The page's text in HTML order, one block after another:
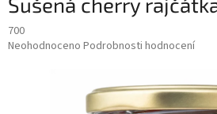
700
Průměrné
Neohodnoceno Podrobnosti hodnocení